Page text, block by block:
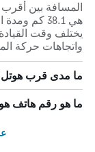
يختلف وقت
واتجاهات حركة
ما مدى قرب هوتل كولينان 2 من
ما هو رقم هاتف